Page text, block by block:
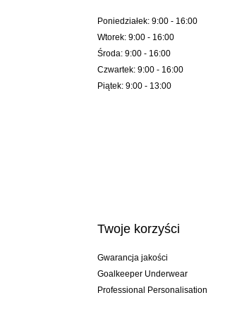
Poniedziałek: 9:00 - 16:00
Wtorek: 9:00 - 16:00
Środa: 9:00 - 16:00
Czwartek: 9:00 - 16:00
Piątek: 9:00 - 13:00
Twoje korzyści
Gwarancja jakości
Goalkeeper Underwear
Professional Personalisation